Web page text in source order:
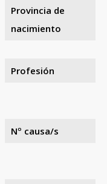
Provincia de
nacimiento
Profesión
Nº causa/s